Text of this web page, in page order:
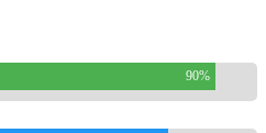
90%